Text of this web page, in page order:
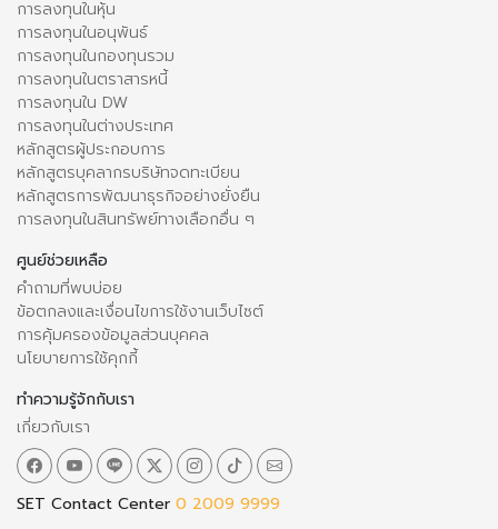
การลงทุนในหุ้น
การลงทุนในอนุพันธ์
การลงทุนในกองทุนรวม
การลงทุนในตราสารหนี้
การลงทุนใน DW
การลงทุนในต่างประเทศ
หลักสูตรผู้ประกอบการ
หลักสูตรบุคลากรบริษัทจดทะเบียน
หลักสูตรการพัฒนาธุรกิจอย่างยั่งยืน
การลงทุนในสินทรัพย์ทางเลือกอื่น ๆ
ศูนย์ช่วยเหลือ
คำถามที่พบบ่อย
ข้อตกลงและเงื่อนไขการใช้งานเว็บไซต์
การคุ้มครองข้อมูลส่วนบุคคล
นโยบายการใช้คุกกี้
ทำความรู้จักกับเรา
เกี่ยวกับเรา
SET Contact Center 0 2009 9999